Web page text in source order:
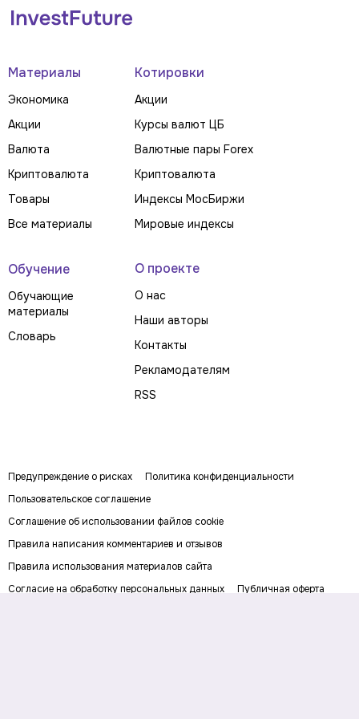
Материалы
Экономика
Акции
Валюта
Криптовалюта
Товары
Все материалы
Котировки
Акции
Курсы валют ЦБ
Валютные пары Forex
Криптовалюта
Индексы МосБиржи
Мировые индексы
Обучение
Обучающие
материалы
Словарь
О проекте
О нас
Наши авторы
Контакты
Рекламодателям
RSS
Предупреждение о рисках
Политика конфиденциальности
Пользовательское соглашение
Соглашение об использовании файлов cookie
Правила написания комментариев и отзывов
Правила использования материалов сайта
Согласие на обработку персональных данных
Публичная оферта